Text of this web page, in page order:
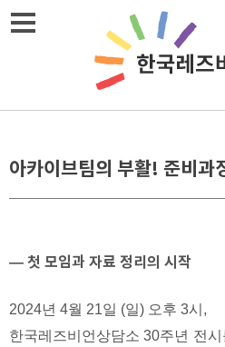
Skip
아카이브팀의 부활! 준비과
— 첫 모임과 자료 정리의 시작
2024년 4월 21일 (일) 오후 3시,
한국레즈비언상담소 30주년 전